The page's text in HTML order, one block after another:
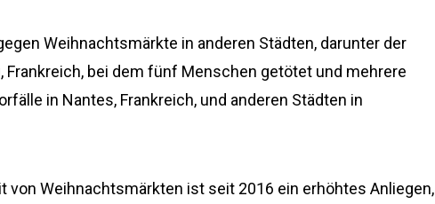
Weihnachtsmärkte in anderen Städten, darunter der
Frankreich, bei dem fünf Menschen getötet und mehrere
in Nantes, Frankreich, und anderen Städten in
von Weihnachtsmärkten ist seit 2016 ein erhöhtes Anliegen,